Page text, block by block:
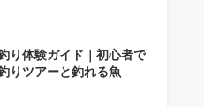
り体験ガイド｜初心者で
りツアーと釣れる魚